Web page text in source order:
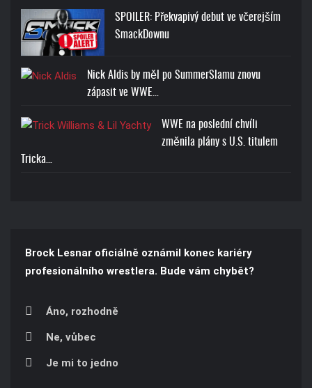
SPOILER: Překvapivý debut ve včerejším
SmackDownu
Nick Aldis by měl po SummerSlamu znovu
zápasit ve WWE…
WWE na poslední chvíli
změnila plány s U.S. titulem
Tricka…
Brock Lesnar oficiálně oznámil konec kariéry
profesionálního wrestlera. Bude vám chybět?
Áno, rozhodně
Ne, vůbec
Je mi to jedno